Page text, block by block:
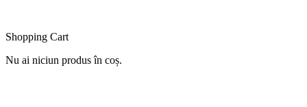
Shopping Cart
Nu ai niciun produs în coș.